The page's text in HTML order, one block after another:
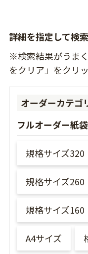
詳細を指定して検
※検索結果がうま
をクリア」をクリ
オーダーカテゴ
フルオーダー紙袋
規格サイズ320
規格サイズ260
規格サイズ160
A4サイズ